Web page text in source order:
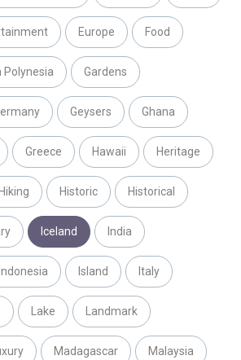
Europe Food
Polynesia Gardens
Geysers Ghana
Greece Hawaii Heritage
Hiking Historic Historical
Iceland India
Indonesia Island Italy
Lake Landmark
Madagascar Malaysia